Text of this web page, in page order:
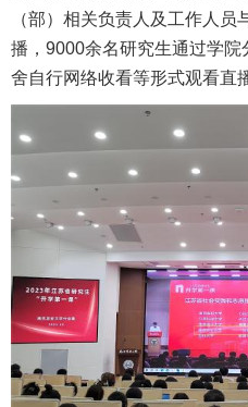
（部）相关负责人及工作人
播，9000余名研究生通过学
舍自行网络收看等形式观看直